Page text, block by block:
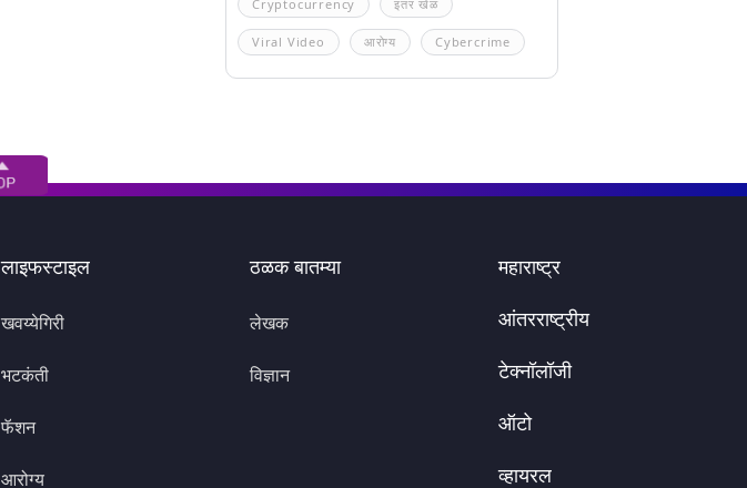
Cryptocurrency इतर खेळ
Viral Video आरोग्य Cybercrime
लाइफस्टाइल
खवय्येगिरी
भटकंती
फॅशन
आरोग्य
ठळक बातम्या
लेखक
विज्ञान
महाराष्ट्र
आंतरराष्ट्रीय
टेक्नॉलॉजी
ऑटो
व्हायरल